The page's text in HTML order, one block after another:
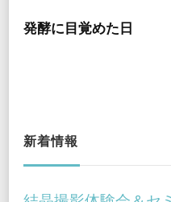
発酵に目覚めた日
新着情報